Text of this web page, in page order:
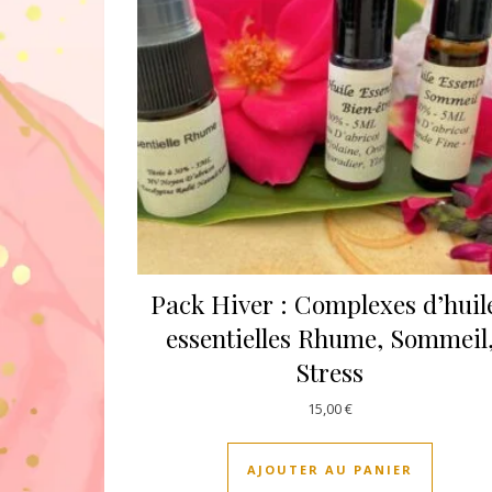
Pack Hiver : Complexes
essentielles Rhume,
Stress
15,00€
AJOUTER AU PANIER